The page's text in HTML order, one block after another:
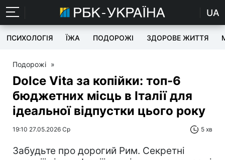
UA
ПСИХОЛОГІЯ ЇЖА ПОДОРОЖІ ЗДОРОВЕ ЖИТТЯ
Подорожі »
Dolce Vita за копійки: топ-6
бюджетних місць в Італії для
ідеальної відпустки цього року
19:10 27.05.2026 Ср 5 хв
Забудьте про дорогий Рим. Секретні